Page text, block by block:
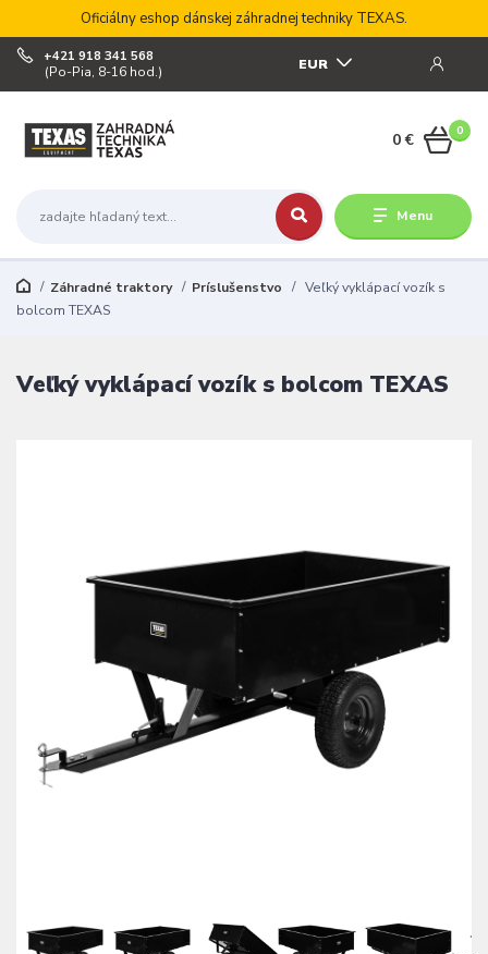
Oficiálny eshop dánskej záhradnej techniky TEXAS.
Menu
EUR
+421 918 341 568
(Po-Pia, 8-16 hod.)
0
0 €
Záhradné traktory Príslušenstvo
Veľký vyklápací vozík s
bolcom TEXAS
Veľký vyklápací vozík s bolcom TEXAS